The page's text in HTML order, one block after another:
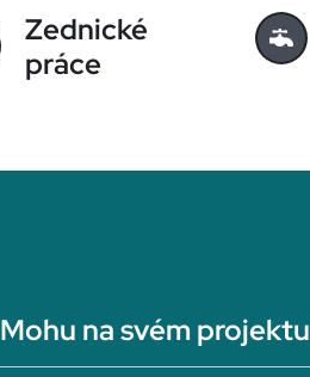
Zednické
práce
Mohu na svém